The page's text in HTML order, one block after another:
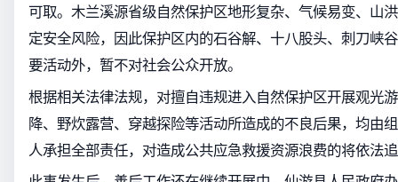
可取。木兰溪源省级自然保护区地形复杂、气候易变、山
定安全风险，因此保护区内的石谷解、十八股头、刺刀峡
要活动外，暂不对社会公众开放。
根据相关法律法规，对擅自违规进入自然保护区开展观光
降、野炊露营、穿越探险等活动所造成的不良后果，均由
人承担全部责任，对造成公共应急救援资源浪费的将依法